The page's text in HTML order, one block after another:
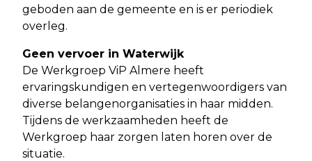
geboden aan de gemeente en is er periodiek
overleg.
Geen vervoer in Waterwijk
De Werkgroep ViP Almere heeft
ervaringskundigen en vertegenwoordigers van
diverse belangenorganisaties in haar midden.
Tijdens de werkzaamheden heeft de
Werkgroep haar zorgen laten horen over de
situatie.